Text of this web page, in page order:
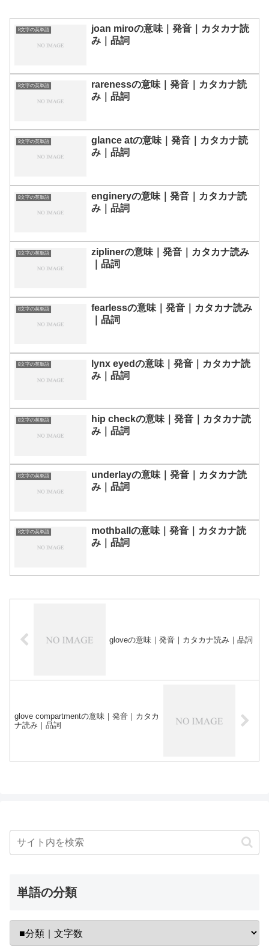
8文字の英単語
joan miroの意味｜発音｜カタカナ読
み｜品詞
8文字の英単語
rarenessの意味｜発音｜カタカナ読
み｜品詞
8文字の英単語
glance atの意味｜発音｜カタカナ読
み｜品詞
8文字の英単語
engineryの意味｜発音｜カタカナ読
み｜品詞
8文字の英単語
ziplinerの意味｜発音｜カタカナ読み
｜品詞
8文字の英単語
fearlessの意味｜発音｜カタカナ読み
｜品詞
8文字の英単語
lynx eyedの意味｜発音｜カタカナ読
み｜品詞
8文字の英単語
hip checkの意味｜発音｜カタカナ読
み｜品詞
8文字の英単語
underlayの意味｜発音｜カタカナ読
み｜品詞
8文字の英単語
mothballの意味｜発音｜カタカナ読
み｜品詞
gloveの意味｜発音｜カタカナ読み｜品詞
glove compartmentの意味｜発音｜カタカ
ナ読み｜品詞
単語の分類